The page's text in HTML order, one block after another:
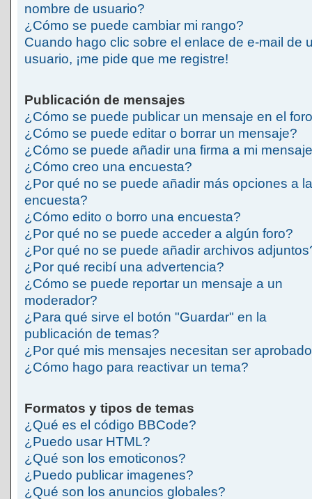
nombre de usuario?
¿Cómo se puede cambiar mi rango?
Cuando hago clic sobre el enlace de e-mail de
usuario, ¡me pide que me registre!
Publicación de mensajes
¿Cómo se puede publicar un mensaje en el
¿Cómo se puede editar o borrar un mensaje?
¿Cómo se puede añadir una firma a mi
¿Cómo creo una encuesta?
¿Por qué no se puede añadir más opciones a la
encuesta?
¿Cómo edito o borro una encuesta?
¿Por qué no se puede acceder a algún foro?
¿Por qué no se puede añadir archivos
¿Por qué recibí una advertencia?
¿Cómo se puede reportar un mensaje a un
moderador?
¿Para qué sirve el botón "Guardar" en la
publicación de temas?
¿Por qué mis mensajes necesitan ser
¿Cómo hago para reactivar un tema?
Formatos y tipos de temas
¿Qué es el código BBCode?
¿Puedo usar HTML?
¿Qué son los emoticonos?
¿Puedo publicar imagenes?
¿Qué son los anuncios globales?